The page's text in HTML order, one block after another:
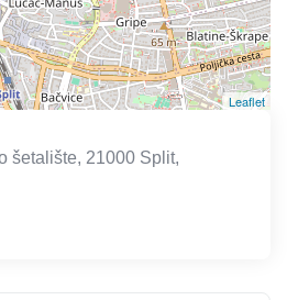
Leaflet
šetalište, 21000 Split,